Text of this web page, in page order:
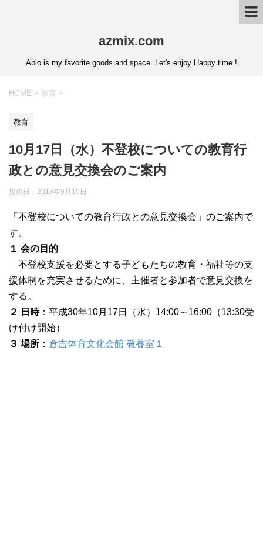
azmix.com
Ablo is my favorite goods and space. Let's enjoy Happy time !
HOME > 教育 >
教育
10月17日（水）不登校についての教育行
政との意見交換会のご案内
投稿日： 2018年9月10日
「不登校についての教育行政との意見交換会」のご案内で
す。
１ 会の目的
不登校支援を必要とする子どもたちの教育・福祉等の支
援体制を充実させるために、主催者と参加者で意見交換を
する。
２ 日時：平成30年10月17日（水）14:00～16:00（13:30受
け付け開始）
３ 場所 ： 倉吉体育文化会館 教養室１